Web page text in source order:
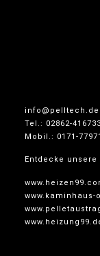
info@pelltech.de
Tel.: 02862-
Mobil.: 0171-
Entdecke
www.kaminhaus-